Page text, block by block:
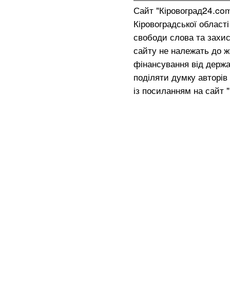
Сайт
Кіровоградської
свободи слова та
сайту не належать до
фінансування від
поділяти думку
із посиланням на сайт